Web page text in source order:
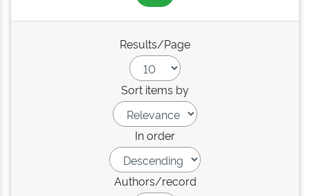
Results/Page
Sort items by
In order
Authors/record